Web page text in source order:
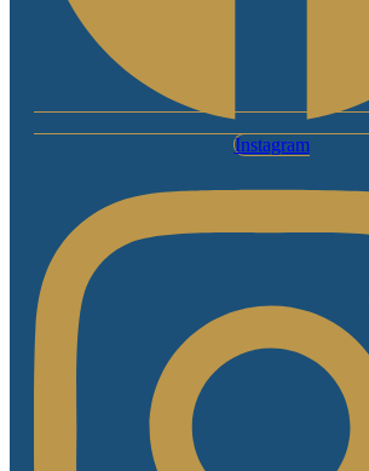
Instagram